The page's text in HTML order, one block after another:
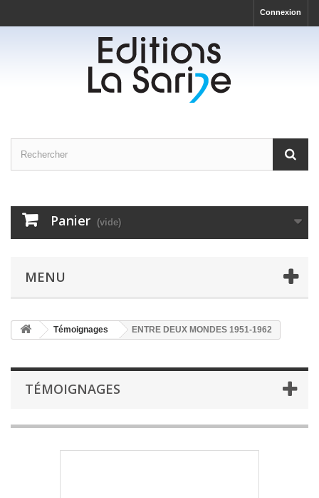
Connexion
Panier (vide)
MENU
Témoignages ENTRE DEUX MONDES 1951-1962
TÉMOIGNAGES